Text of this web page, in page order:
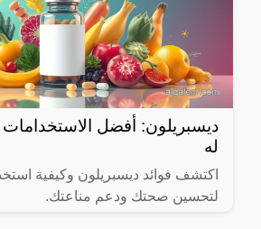
ديسبريلون: أفضل الاستخدامات
له
اكتشف فوائد ديسبريلون وكيفية
لتحسين صحتك ودعم مناعتك.